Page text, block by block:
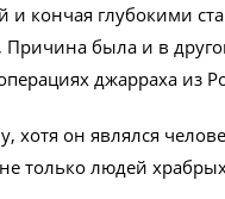
и кончая глубокими
была и в
джарраха из
хотя он являлся
только людей